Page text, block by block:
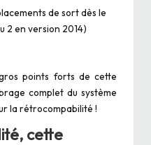
de sort dès le
2 en version 2014)
points forts de cette
complet du système
la rétrocompabilité !
cette